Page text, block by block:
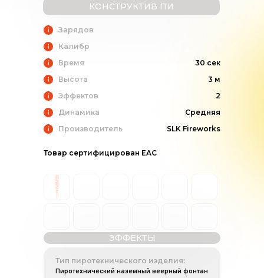
Тип пиротехнического изделия:
Пиротехнический наземный веерный фонтан
Время
Зарядов
Калибр
30 сек
Высота
3 м
Эффектов
Товар сертифицирован EAC
Динамика Средняя
Производитель SLK Fireworks
КОНСТРУКТИВ ПИ
ЭФФЕКТЫ
2